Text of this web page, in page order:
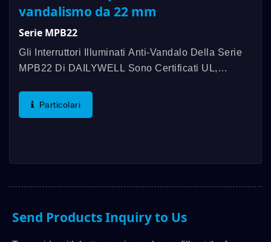
vandalismo da 22 mm
Serie MPB22
Gli Interruttori Illuminati Anti-Vandalo Della Serie
MPB22 Di DAILYWELL Sono Certificati UL,
3A/28VDC. Questi Interruttori Rispettano Gli
Standard IP67 E Hanno Una Lunga...
Particolari